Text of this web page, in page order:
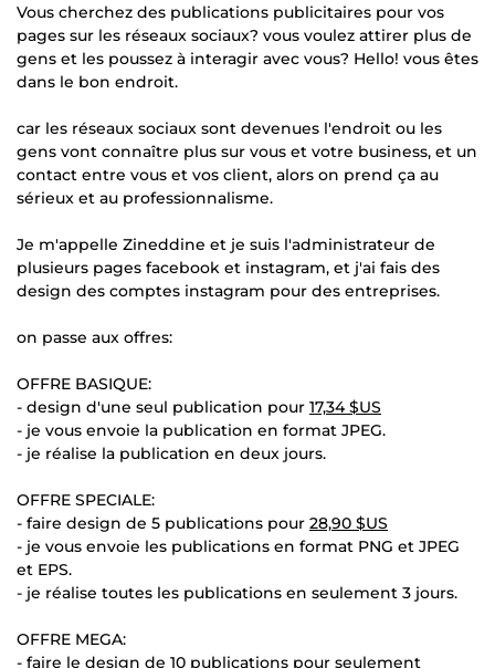
Vous cherchez des publications publicitaires pour vos
pages sur les réseaux sociaux? vous voulez attirer plus de
gens et les poussez à interagir avec vous? Hello! vous êtes
dans le bon endroit.
car les réseaux sociaux sont devenues l'endroit ou les
gens vont connaître plus sur vous et votre business, et un
contact entre vous et vos client, alors on prend ça au
sérieux et au professionnalisme.
Je m'appelle Zineddine et je suis l'administrateur de
plusieurs pages facebook et instagram, et j'ai fais des
design des comptes instagram pour des entreprises.
on passe aux offres:
OFFRE BASIQUE:
- design d'une seul publication pour 17,34 $US
- je vous envoie la publication en format JPEG.
- je réalise la publication en deux jours.
OFFRE SPECIALE:
- faire design de 5 publications pour 28,90 $US
- je vous envoie les publications en format PNG et JPEG
et EPS.
- je réalise toutes les publications en seulement 3 jours.
OFFRE MEGA:
- faire le design de 10 publications pour seulement